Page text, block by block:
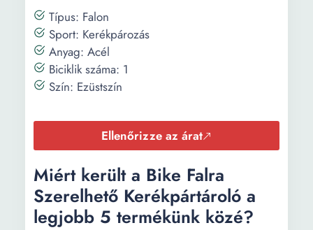
Típus: Falon
Sport: Kerékpározás
Anyag: Acél
Biciklik száma: 1
Szín: Ezüstszín
Ellenőrizze az árat
Miért került a Bike Falra
Szerelhető Kerékpártároló a
legjobb 5 termékünk közé?